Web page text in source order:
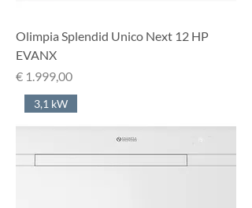
Olimpia Splendid Unico Next 12 HP
EVANX
Prijs
€ 1.999,00
3,1 kW